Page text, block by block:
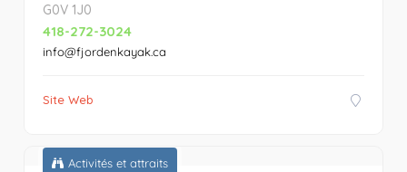
G0V 1J0
418-272-3024
info@fjordenkayak.ca
Site Web
Activités et attraits